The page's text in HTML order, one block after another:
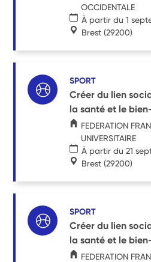
OCCIDENTALE
À partir du 1
Brest (29200)
SPORT
Créer du lien
la santé et le
FEDERATION
UNIVERSITAIRE
À partir du 21
Brest (29200)
SPORT
Créer du lien
la santé et le
FEDERATION